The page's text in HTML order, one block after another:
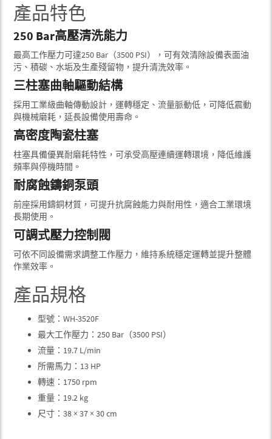
產品特色
250 Bar高壓清洗能力
最高工作壓力可達250 Bar（3500 PSI），可有效清除設備表面油
污、積碳、水垢及生產殘留物，提升清洗效率。
三柱塞曲軸驅動結構
採用工業級曲軸傳動設計，運轉穩定、流量脈動低，可降低震動
與機械磨耗，延長設備使用壽命。
高密度陶瓷柱塞
柱塞具備優異耐磨耗特性，可承受高壓連續運轉環境，降低維護
頻率與停機時間。
耐腐蝕鑄銅泵頭
前座採用鑄銅材質，可提升抗腐蝕能力與耐用性，適合工業環境
長期使用。
可調式壓力控制閥
可依不同設備需求調整工作壓力，維持系統穩定運轉並提升整體
作業效率。
產品規格
型號：WH-3520F
最大工作壓力：250 Bar（3500 PSI）
流量：19.7 L/min
所需馬力：13 HP
轉速：1750 rpm
重量：19.2 kg
尺寸：38 × 37 × 30 cm